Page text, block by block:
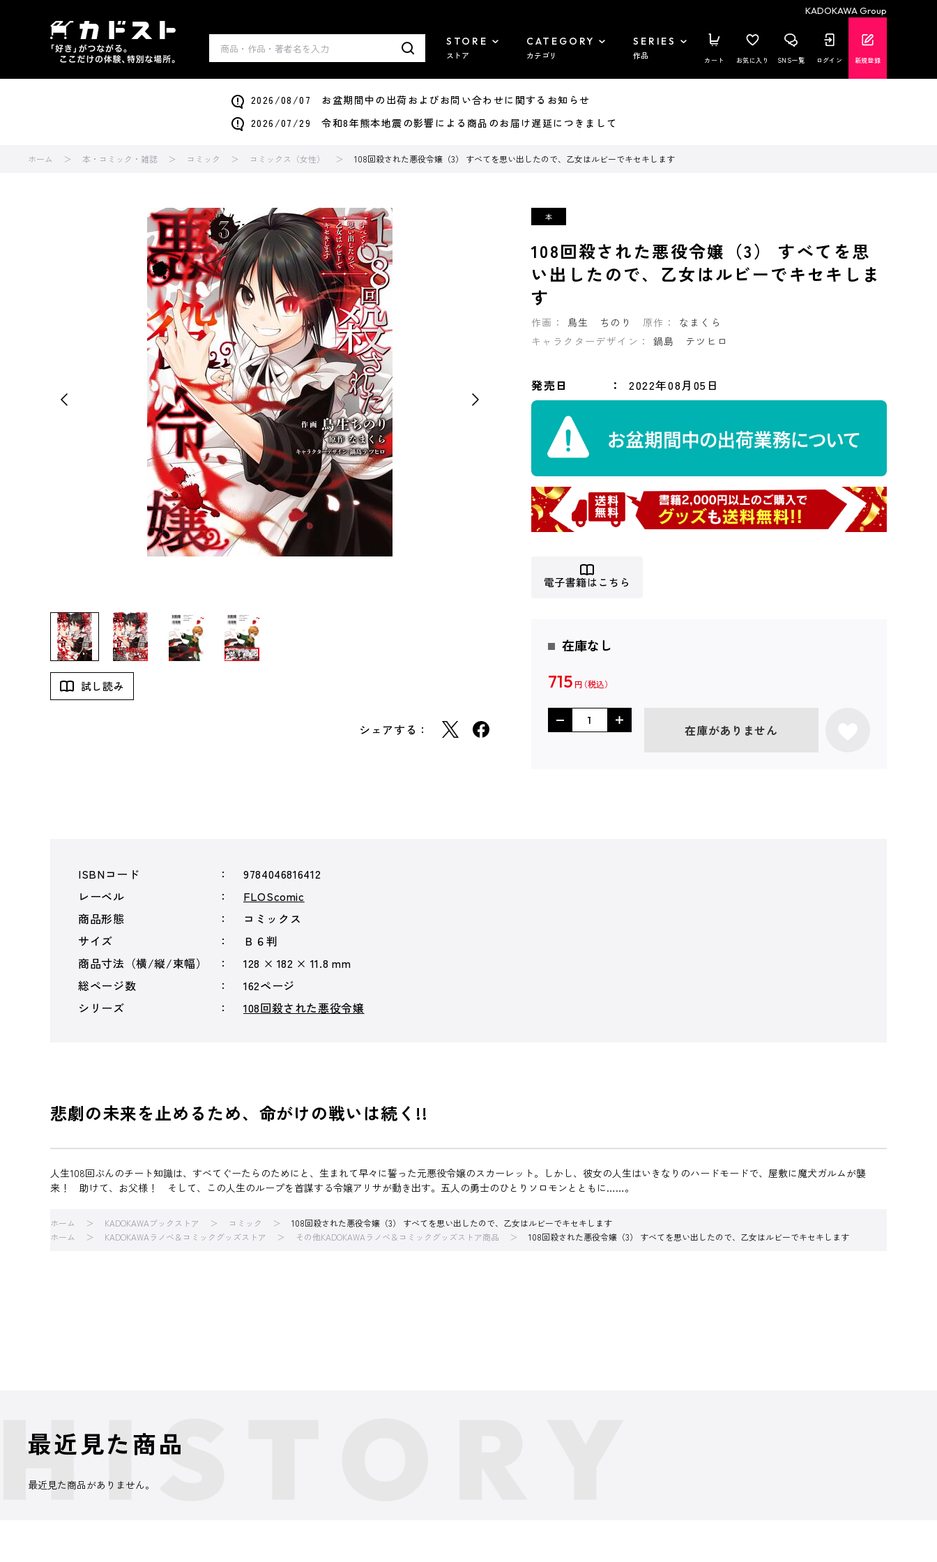
KADOKAWA Group
STORE
ストア
CATEGORY
カテゴリ
SERIES
作品 カート お気に入り SNS一覧 ログイン 新規登録
2026/08/07 お盆期間中の出荷およびお問い合わせに関するお知らせ
2026/07/29 令和8年熊本地震の影響による商品のお届け遅延につきまして
ホーム 本・コミック・雑誌 コミック コミックス（女性） 108回殺された悪役令嬢（3） すべてを思い出したので、乙女はルビーでキセキします
試し読み
シェアする：
108回殺された悪役令嬢（3） すべてを思
い出したので、乙女はルビーでキセキしま
す
作画： 鳥生 ちのり 原作：
なまくら
キャラクターデザイン：
鍋島 テツヒロ
発売日 2022年08月05日
電子書籍はこちら
在庫なし
715 円
在庫がありません
ISBNコード
9784046816412
レーベル
FLOScomic
商品形態
コミックス
サイズ
Ｂ６判
商品寸法（横/縦/束幅）
128 × 182 × 11.8 mm
総ページ数
162ページ
シリーズ
108回殺された悪役令嬢
悲劇の未来を止めるため、命がけの戦いは続く!!
人生108回ぶんのチート知識は、すべてぐーたらのためにと、生まれて早々に誓った元悪役令嬢のスカーレット。しかし、彼女の人生はいきなりのハードモードで、屋敷に魔犬ガルムが襲
来！ 助けて、お父様！ そして、この人生のループを首謀する令嬢アリサが動き出す。五人の勇士のひとりソロモンとともに……。
ホーム KADOKAWAブックストア コミック
108回殺された悪役令嬢（3） すべてを思い出したので、乙女はルビーでキセキします
ホーム
KADOKAWAラノベ＆コミックグッズストア その他KADOKAWAラノベ＆コミックグッズストア商品 108回殺された悪役令嬢（3） すべてを思い出したので、乙女はルビーでキセキします
最近見た商品
最近見た商品がありません。